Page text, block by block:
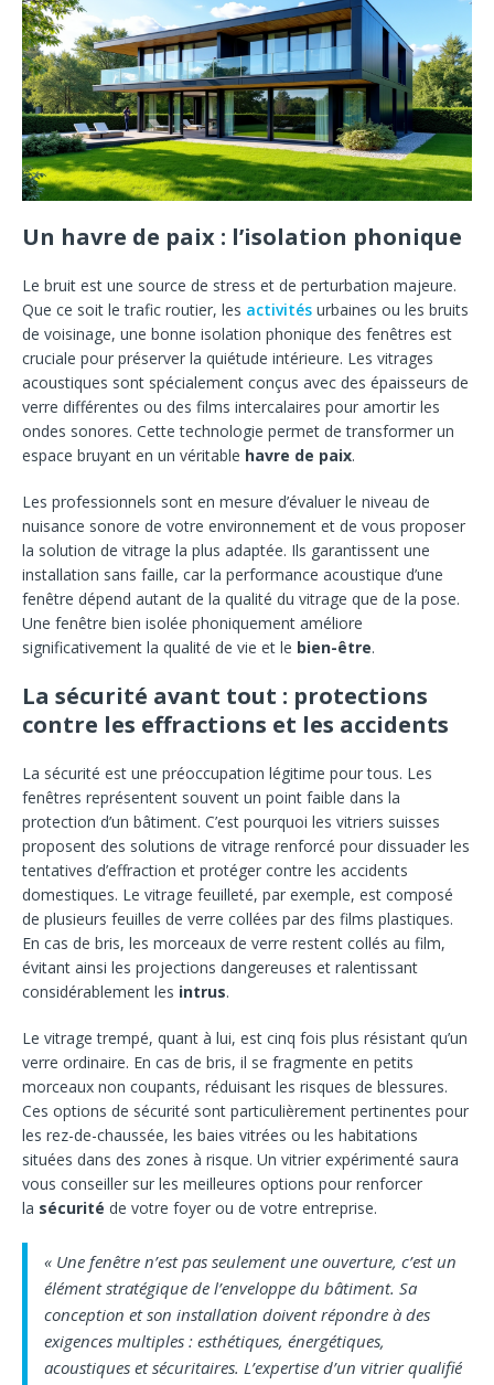
Un havre de paix : l’isolation phonique
Le bruit est une source de stress et de perturbation majeure.
Que ce soit le trafic routier, les activités urbaines ou les bruits
de voisinage, une bonne isolation phonique des fenêtres est
cruciale pour préserver la quiétude intérieure. Les vitrages
acoustiques sont spécialement conçus avec des épaisseurs de
verre différentes ou des films intercalaires pour amortir les
ondes sonores. Cette technologie permet de transformer un
espace bruyant en un véritable havre de paix.
Les professionnels sont en mesure d’évaluer le niveau de
nuisance sonore de votre environnement et de vous proposer
la solution de vitrage la plus adaptée. Ils garantissent une
installation sans faille, car la performance acoustique d’une
fenêtre dépend autant de la qualité du vitrage que de la pose.
Une fenêtre bien isolée phoniquement améliore
significativement la qualité de vie et le bien-être.
La sécurité avant tout : protections
contre les effractions et les accidents
La sécurité est une préoccupation légitime pour tous. Les
fenêtres représentent souvent un point faible dans la
protection d’un bâtiment. C’est pourquoi les vitriers suisses
proposent des solutions de vitrage renforcé pour dissuader les
tentatives d’effraction et protéger contre les accidents
domestiques. Le vitrage feuilleté, par exemple, est composé
de plusieurs feuilles de verre collées par des films plastiques.
En cas de bris, les morceaux de verre restent collés au film,
évitant ainsi les projections dangereuses et ralentissant
considérablement les intrus.
Le vitrage trempé, quant à lui, est cinq fois plus résistant qu’un
verre ordinaire. En cas de bris, il se fragmente en petits
morceaux non coupants, réduisant les risques de blessures.
Ces options de sécurité sont particulièrement pertinentes pour
les rez-de-chaussée, les baies vitrées ou les habitations
situées dans des zones à risque. Un vitrier expérimenté saura
vous conseiller sur les meilleures options pour renforcer
la sécurité de votre foyer ou de votre entreprise.
« Une fenêtre n’est pas seulement une ouverture, c’est un
élément stratégique de l’enveloppe du bâtiment. Sa
conception et son installation doivent répondre à des
exigences multiples : esthétiques, énergétiques,
acoustiques et sécuritaires. L’expertise d’un vitrier qualifié